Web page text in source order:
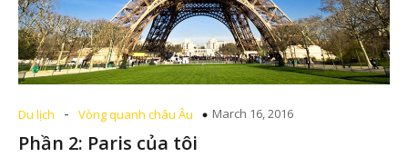
Du lịch - Vòng quanh châu Âu March 16, 2016
Phần 2: Paris của tôi